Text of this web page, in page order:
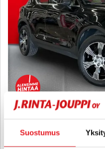
Suostumus
D3 Business Inscription aut -
maksuaikaa! - Merkkihuollettu